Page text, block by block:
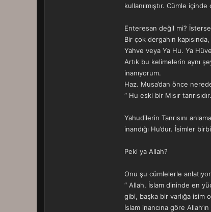
kullanılmıştır. Cümle
Enteresan değil mi?
Bir çok dergahın
Yahve veya Ya Hu. Ya
Artık bu kelimelerin aynı
inanıyorum.
Haz. Musa’dan önce
“ Hu eski bir Mısır
Yahudilerin Tanrısını
inandığı Hu’dur. İsimler
Peki ya Allah?
Onu şu cümlelerle
“ Allah, İslam dininde en
gibi, başka bir varlığa isim
İslam inancına göre